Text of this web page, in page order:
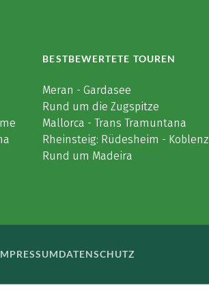
BESTBEWERTETE TOUREN
Meran - Gardasee
Rund um die Zugspitze
Mallorca - Trans Tramuntana
Rheinsteig: Rüdesheim - Koblenz
Rund um Madeira
DATENSCHUTZ